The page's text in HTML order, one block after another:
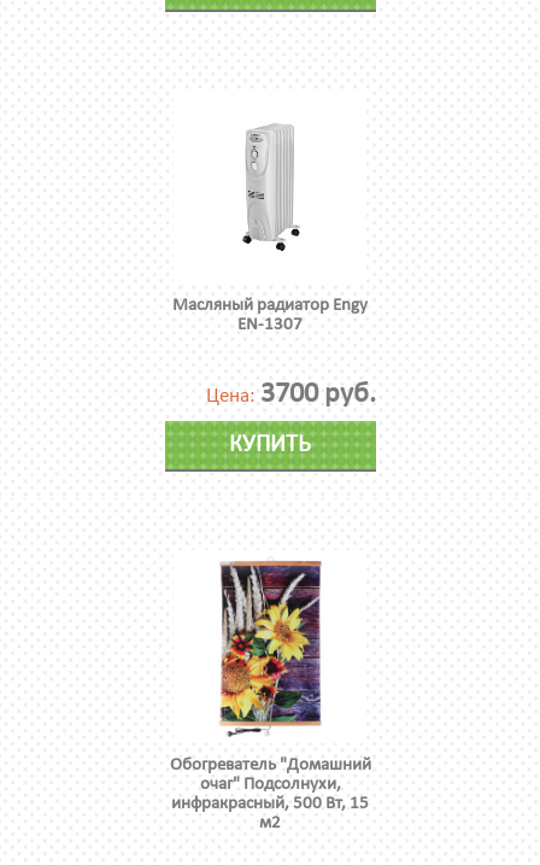
Масляный радиатор Engy
EN-1307
Цена: 3700 руб.
КУПИТЬ
Обогреватель "Домашний
очаг" Подсолнухи,
инфракрасный, 500 Вт, 15
м2